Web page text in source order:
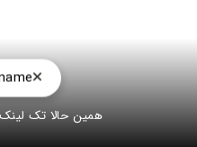
همین حالا تک